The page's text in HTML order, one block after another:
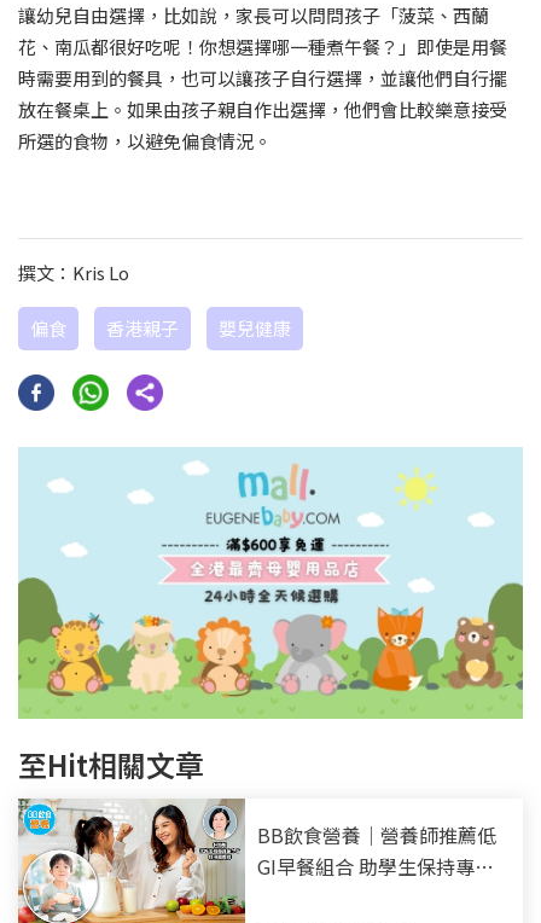
讓幼兒自由選擇，比如說，家長可以問問孩子「菠菜、西蘭
花、南瓜都很好吃呢！你想選擇哪一種煮午餐？」即使是用餐
時需要用到的餐具，也可以讓孩子自行選擇，並讓他們自行擺
放在餐桌上。如果由孩子親自作出選擇，他們會比較樂意接受
所選的食物，以避免偏食情況。
撰文：Kris Lo
偏食 香港親子 嬰兒健康
至Hit相關文章
BB飲食營養｜營養師推薦低
GI早餐組合 助學生保持專注